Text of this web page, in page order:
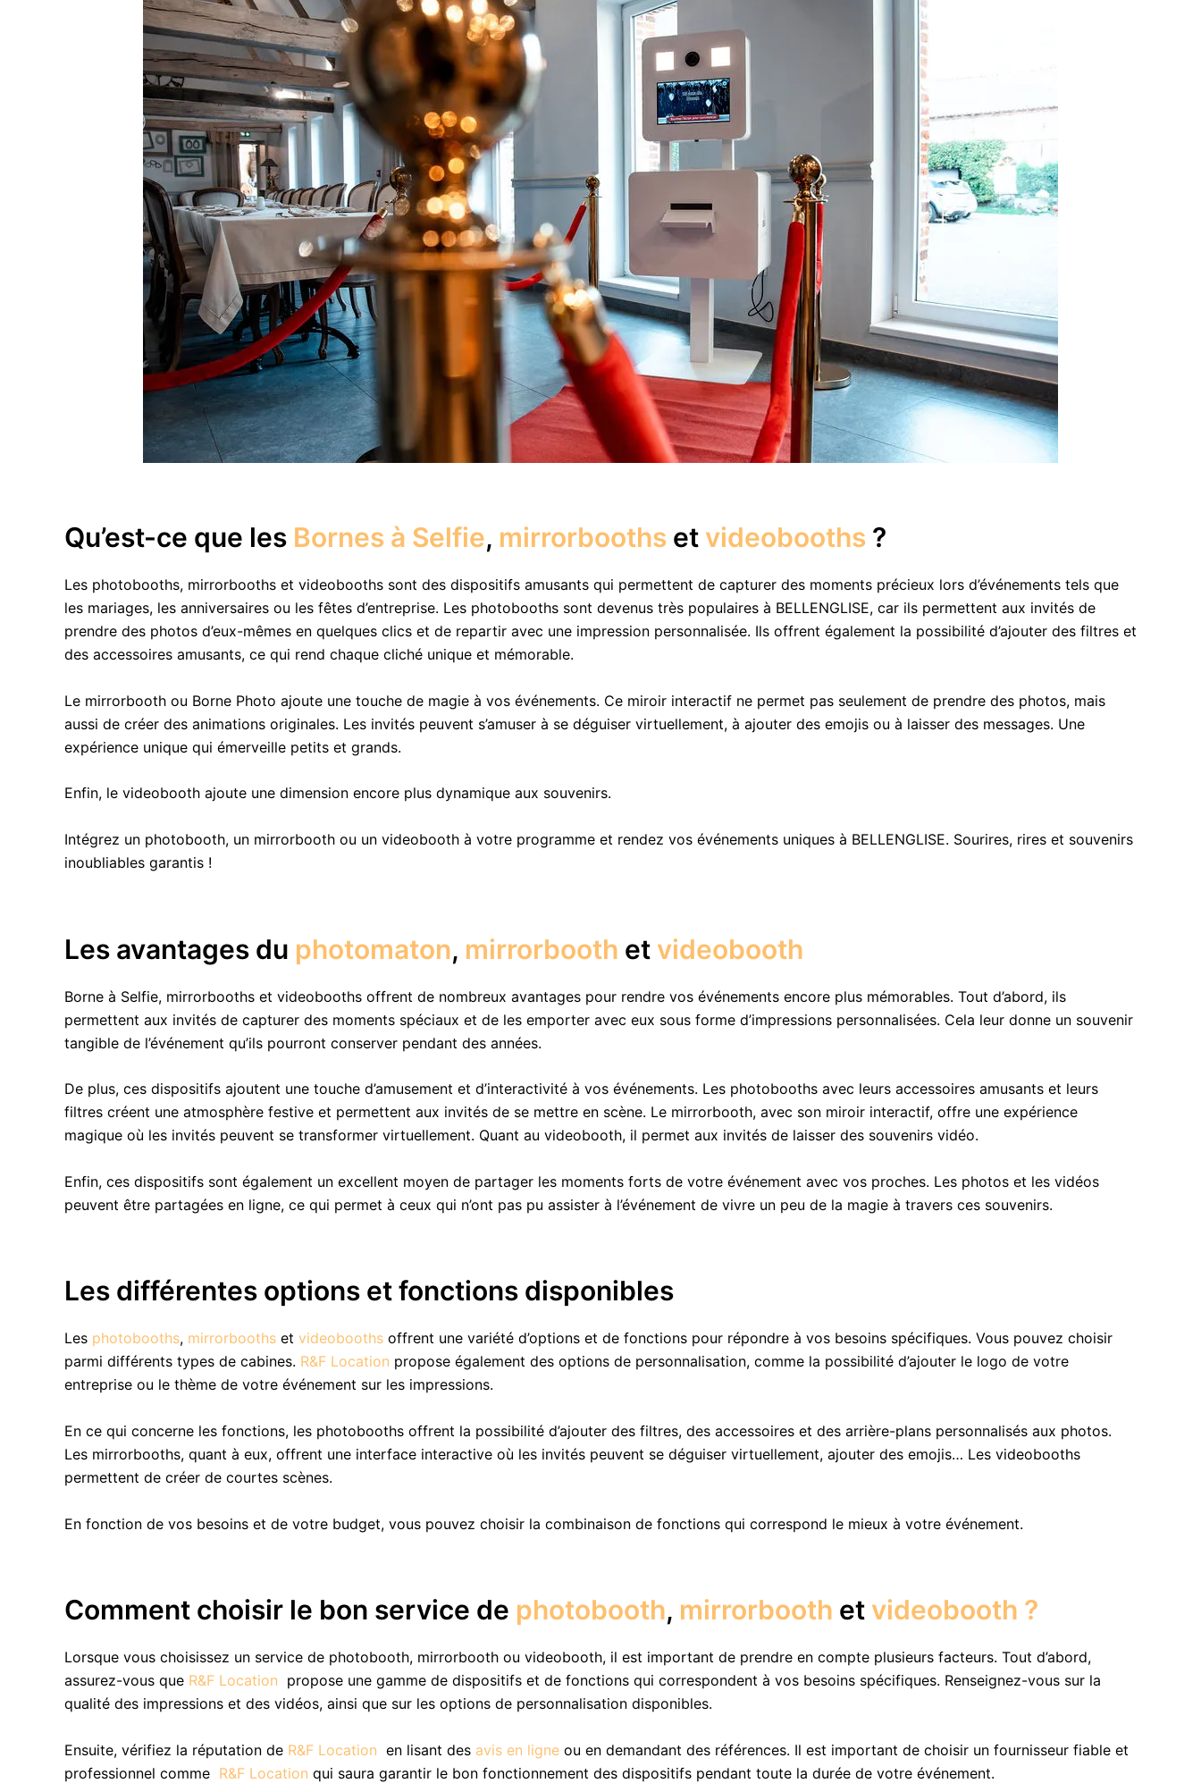
Qu’est-ce que les Bornes à Selfie, mirrorbooths et videobooths ?
Les photobooths, mirrorbooths et videobooths sont des dispositifs amusants qui permettent de capturer des moments précieux lors d’événements tels que
les mariages, les anniversaires ou les fêtes d’entreprise. Les photobooths sont devenus très populaires à BELLENGLISE, car ils permettent aux invités de
prendre des photos d’eux-mêmes en quelques clics et de repartir avec une impression personnalisée. Ils offrent également la possibilité d’ajouter des filtres et
des accessoires amusants, ce qui rend chaque cliché unique et mémorable.
Le mirrorbooth ou Borne Photo ajoute une touche de magie à vos événements. Ce miroir interactif ne permet pas seulement de prendre des photos, mais
aussi de créer des animations originales. Les invités peuvent s’amuser à se déguiser virtuellement, à ajouter des emojis ou à laisser des messages. Une
expérience unique qui émerveille petits et grands.
Enfin, le videobooth ajoute une dimension encore plus dynamique aux souvenirs.
Intégrez un photobooth, un mirrorbooth ou un videobooth à votre programme et rendez vos événements uniques à BELLENGLISE. Sourires, rires et souvenirs
inoubliables garantis !
Les avantages du photomaton, mirrorbooth et videobooth
Borne à Selfie, mirrorbooths et videobooths offrent de nombreux avantages pour rendre vos événements encore plus mémorables. Tout d’abord, ils
permettent aux invités de capturer des moments spéciaux et de les emporter avec eux sous forme d’impressions personnalisées. Cela leur donne un souvenir
tangible de l’événement qu’ils pourront conserver pendant des années.
De plus, ces dispositifs ajoutent une touche d’amusement et d’interactivité à vos événements. Les photobooths avec leurs accessoires amusants et leurs
filtres créent une atmosphère festive et permettent aux invités de se mettre en scène. Le mirrorbooth, avec son miroir interactif, offre une expérience
magique où les invités peuvent se transformer virtuellement. Quant au videobooth, il permet aux invités de laisser des souvenirs vidéo.
Enfin, ces dispositifs sont également un excellent moyen de partager les moments forts de votre événement avec vos proches. Les photos et les vidéos
peuvent être partagées en ligne, ce qui permet à ceux qui n’ont pas pu assister à l’événement de vivre un peu de la magie à travers ces souvenirs.
Les différentes options et fonctions disponibles
Les photobooths, mirrorbooths et videobooths offrent une variété d’options et de fonctions pour répondre à vos besoins spécifiques. Vous pouvez choisir
parmi différents types de cabines. R&F Location propose également des options de personnalisation, comme la possibilité d’ajouter le logo de votre
entreprise ou le thème de votre événement sur les impressions.
En ce qui concerne les fonctions, les photobooths offrent la possibilité d’ajouter des filtres, des accessoires et des arrière-plans personnalisés aux photos.
Les mirrorbooths, quant à eux, offrent une interface interactive où les invités peuvent se déguiser virtuellement, ajouter des emojis… Les videobooths
permettent de créer de courtes scènes.
En fonction de vos besoins et de votre budget, vous pouvez choisir la combinaison de fonctions qui correspond le mieux à votre événement.
Comment choisir le bon service de photobooth, mirrorbooth et videobooth ?
Lorsque vous choisissez un service de photobooth, mirrorbooth ou videobooth, il est important de prendre en compte plusieurs facteurs. Tout d’abord,
assurez-vous que R&F Location propose une gamme de dispositifs et de fonctions qui correspondent à vos besoins spécifiques. Renseignez-vous sur la
qualité des impressions et des vidéos, ainsi que sur les options de personnalisation disponibles.
Ensuite, vérifiez la réputation de R&F Location en lisant des avis en ligne ou en demandant des références. Il est important de choisir un fournisseur fiable et
professionnel comme R&F Location qui saura garantir le bon fonctionnement des dispositifs pendant toute la durée de votre événement.